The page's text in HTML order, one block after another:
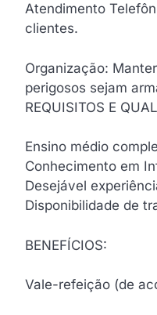
Atendimento
clientes.
Organização:
perigosos sejam
REQUISITOS E
Ensino médio
Conhecimento em
Desejável
Disponibilidade de
BENEFÍCIOS:
Vale-refeição (de